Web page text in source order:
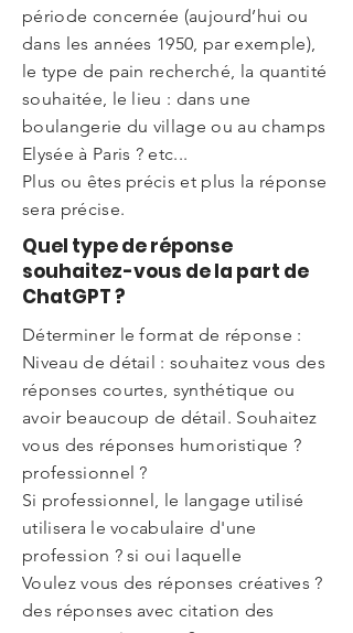
période concernée (aujourd’hui ou
dans les années 1950, par exemple),
le type de pain recherché, la quantité
souhaitée, le lieu : dans une
boulangerie du village ou au champs
Elysée à Paris ? etc...
Plus ou êtes précis et plus la réponse
sera précise.
Quel type de réponse
souhaitez-vous de la part de
ChatGPT ?
Déterminer le format de réponse :
Niveau de détail : souhaitez vous des
réponses courtes, synthétique ou
avoir beaucoup de détail. Souhaitez
vous des réponses humoristique ?
professionnel ?
Si professionnel, le langage utilisé
utilisera le vocabulaire d'une
profession ? si oui laquelle
Voulez vous des réponses créatives ?
des réponses avec citation des